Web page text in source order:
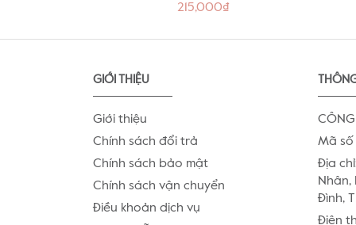
215,000₫
GIỚI THIỆU
Giới thiệu
Chính sách đổi trả
Chính sách bảo mật
Chính sách vận chuyển
Điều khoản dịch vụ
Mã số
Địa
Nhân,
Đình,
Điện